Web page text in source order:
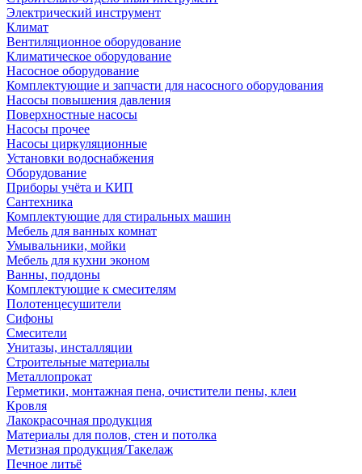
Электрический инструмент
Климат
Вентиляционное оборудование
Климатическое оборудование
Насосное оборудование
Комплектующие и запчасти для насосного оборудования
Насосы повышения давления
Поверхностные насосы
Насосы прочее
Насосы циркуляционные
Установки водоснабжения
Оборудование
Приборы учёта и КИП
Сантехника
Комплектующие для стиральных машин
Мебель для ванных комнат
Умывальники, мойки
Мебель для кухни эконом
Ванны, поддоны
Комплектующие к смесителям
Полотенцесушители
Сифоны
Смесители
Унитазы, инсталляции
Строительные материалы
Металлопрокат
Герметики, монтажная пена, очистители пены, клеи
Кровля
Лакокрасочная продукция
Материалы для полов, стен и потолка
Метизная продукция/Такелаж
Печное литьё